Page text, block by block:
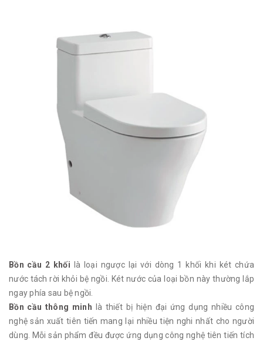
Bồn cầu 2 khối là loại ngược lại với dòng 1 khối khi két chứa
nước tách rời khỏi bệ ngồi. Két nước của loại bồn này thường lắp
ngay phía sau bệ ngồi.
Bồn cầu thông minh là thiết bị hiện đại ứng dụng nhiều công
nghệ sản xuất tiên tiến mang lại nhiều tiện nghi nhất cho người
dùng. Mỗi sản phẩm đều được ứng dụng công nghệ tiên tiến tích